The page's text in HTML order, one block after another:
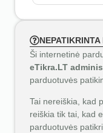
Ši internetinė
eTikra.LT
parduotuvės
Tai nereiškia, kad
reiškia tik tai, kad
parduotuvės